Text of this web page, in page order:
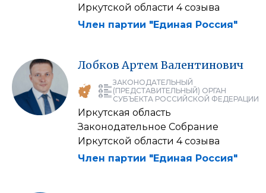
Иркутской области 4 созыва
Член партии "Единая Россия"
Лобков Артем Валентинович
ЗАКОНОДАТЕЛЬНЫЙ
(ПРЕДСТАВИТЕЛЬНЫЙ) ОРГАН
СУБЪЕКТА РОССИЙСКОЙ ФЕДЕРАЦИИ
Иркутская область
Законодательное Собрание
Иркутской области 4 созыва
Член партии "Единая Россия"